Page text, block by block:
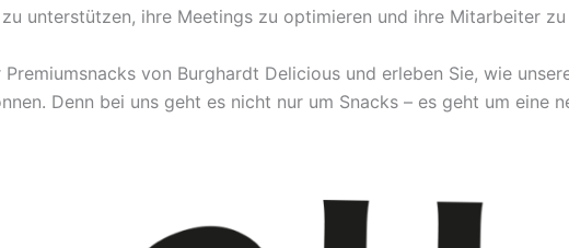
unterstützen, ihre Meetings zu optimieren und ihre Mitarbeiter
von Burghardt Delicious und erleben Sie, wie
Denn bei uns geht es nicht nur um Snacks – es geht um eine